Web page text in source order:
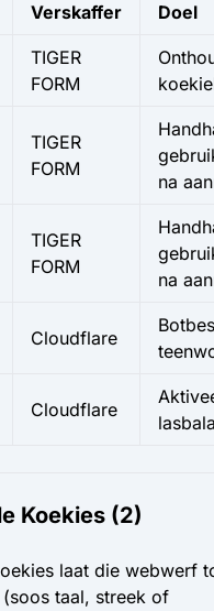
Verskaffer Doel
TIGER
FORM
TIGER
FORM
na
TIGER
FORM
na
Cloudflare
Cloudflare
Koekies (2)
laat die webwerf
taal, streek of